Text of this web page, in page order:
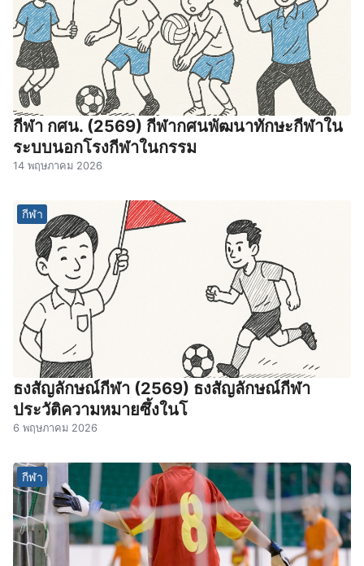
กีฬา กศน. (2569) กีฬากศนพัฒนาทักษะกีฬาใน
ระบบนอกโรงกีฬาในกรรม
14 พฤษภาคม 2026
กีฬา
ธงสัญลักษณ์กีฬา (2569) ธงสัญลักษณ์กีฬา
ประวัติความหมายซึ้งในโ
6 พฤษภาคม 2026
กีฬา